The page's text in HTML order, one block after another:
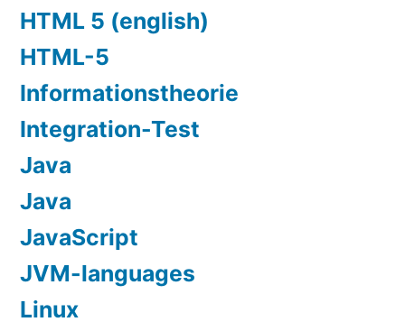
HTML 5 (english)
HTML-5
Informationstheorie
Integration-Test
Java
Java
JavaScript
JVM-languages
Linux